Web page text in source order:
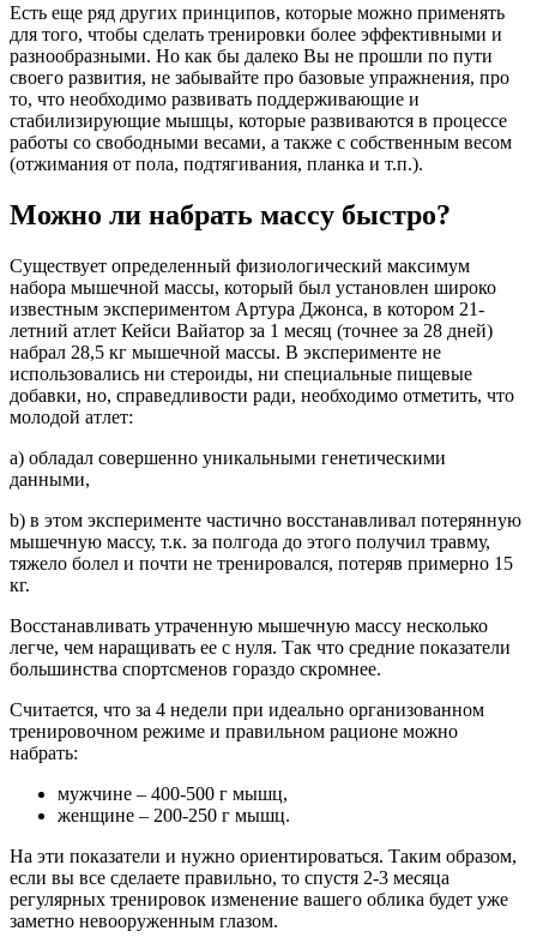
Есть еще ряд других принципов, которые можно применять
для того, чтобы сделать тренировки более эффективными и
разнообразными. Но как бы далеко Вы не прошли по пути
своего развития, не забывайте про базовые упражнения, про
то, что необходимо развивать поддерживающие и
стабилизирующие мышцы, которые развиваются в процессе
работы со свободными весами, а также с собственным весом
(отжимания от пола, подтягивания, планка и т.п.).
Можно ли набрать массу быстро?
Существует определенный физиологический максимум
набора мышечной массы, который был установлен широко
известным экспериментом Артура Джонса, в котором 21-
летний атлет Кейси Вайатор за 1 месяц (точнее за 28 дней)
набрал 28,5 кг мышечной массы. В эксперименте не
использовались ни стероиды, ни специальные пищевые
добавки, но, справедливости ради, необходимо отметить, что
молодой атлет:
a) обладал совершенно уникальными генетическими
данными,
b) в этом эксперименте частично восстанавливал потерянную
мышечную массу, т.к. за полгода до этого получил травму,
тяжело болел и почти не тренировался, потеряв примерно 15
кг.
Восстанавливать утраченную мышечную массу несколько
легче, чем наращивать ее с нуля. Так что средние показатели
большинства спортсменов гораздо скромнее.
Считается, что за 4 недели при идеально организованном
тренировочном режиме и правильном рационе можно
набрать:
мужчине – 400-500 г мышц,
женщине – 200-250 г мышц.
На эти показатели и нужно ориентироваться. Таким образом,
если вы все сделаете правильно, то спустя 2-3 месяца
регулярных тренировок изменение вашего облика будет уже
заметно невооруженным глазом.